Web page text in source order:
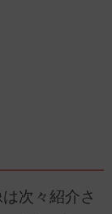
次々紹介さ